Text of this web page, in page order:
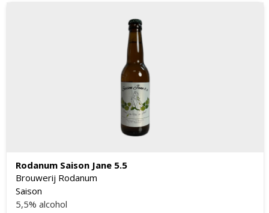
Rodanum Saison Jane 5.5
Brouwerij Rodanum
Saison
5,5% alcohol